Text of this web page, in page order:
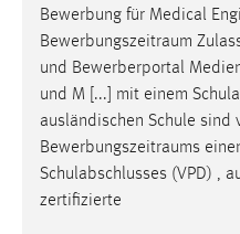
Bewerbung für Medical
Bewerbungszeitraum
und Bewerberportal
und M [...] mit einem
ausländischen Schule sind
Bewerbungszeitraums
Schulabschlusses (VPD) ,
zertifizierte